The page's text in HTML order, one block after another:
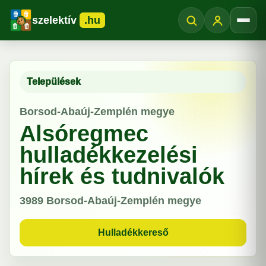
szelektív .hu
Települések
Borsod-Abaúj-Zemplén megye
Alsóregmec
hulladékkezelési
hírek és tudnivalók
3989 Borsod-Abaúj-Zemplén megye
Hulladékkereső